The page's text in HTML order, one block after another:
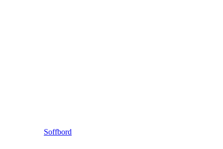
Soffbord